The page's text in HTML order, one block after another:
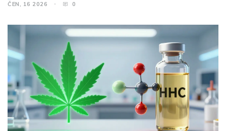
ČEN, 16 2026 0